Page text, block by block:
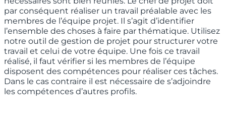
par conséquent réaliser un travail préalable avec les
membres de l’équipe projet. Il s’agit d’identifier
l’ensemble des choses à faire par thématique. Utilisez
notre outil de gestion de projet pour structurer votre
travail et celui de votre équipe. Une fois ce travail
réalisé, il faut vérifier si les membres de l’équipe
disposent des compétences pour réaliser ces tâches.
Dans le cas contraire il est nécessaire de s’adjoindre
les compétences d’autres profils.